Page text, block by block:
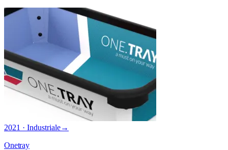
2021 · Industriale→
Onetray